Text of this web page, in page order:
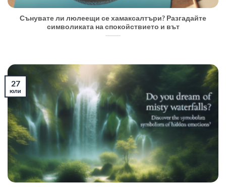
Сънувате ли люлеещи се хамаксалтъри? Разгадайте
символиката на спокойствието и вът
27
юли